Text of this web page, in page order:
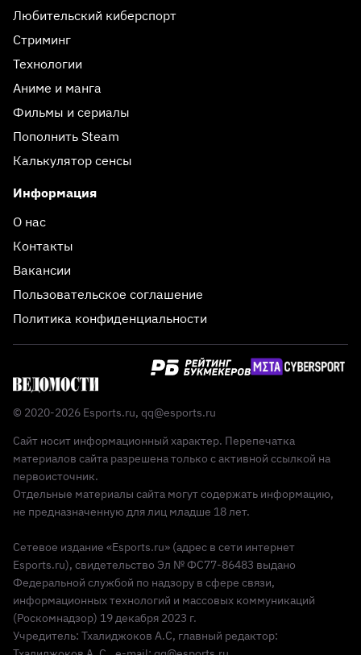
Любительский киберспорт
Стриминг
Технологии
Аниме и манга
Фильмы и сериалы
Пополнить Steam
Калькулятор сенсы
Информация
О нас
Контакты
Вакансии
Пользовательское соглашение
Политика конфиденциальности
© 2020-2026 Esports.ru, qq@esports.ru
Сайт носит информационный характер. Перепечатка
материалов сайта разрешена только с активной ссылкой на
первоисточник.
Отдельные материалы сайта могут содержать информацию,
не предназначенную для лиц младше 18 лет.
Сетевое издание «Esports.ru» (адрес в сети интернет
Esports.ru), свидетельство Эл № ФС77-86483 выдано
Федеральной службой по надзору в сфере связи,
информационных технологий и массовых коммуникаций
(Роскомнадзор) 19 декабря 2023 г.
Учредитель: Тхалиджоков А.С, главный редактор: